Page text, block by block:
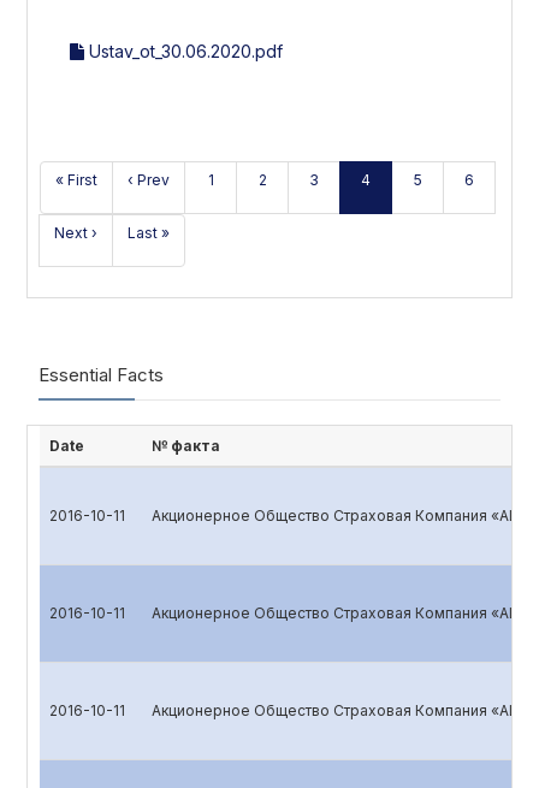
Ustav_ot_30.06.2020.pdf
« First ‹ Prev 1 2 3 4 5 6
Next › Last »
Essential Facts
Date № факта
2016-10-11 Акционерное Общество Страховая Компания
2016-10-11 Акционерное Общество Страховая Компания
2016-10-11 Акционерное Общество Страховая Компания